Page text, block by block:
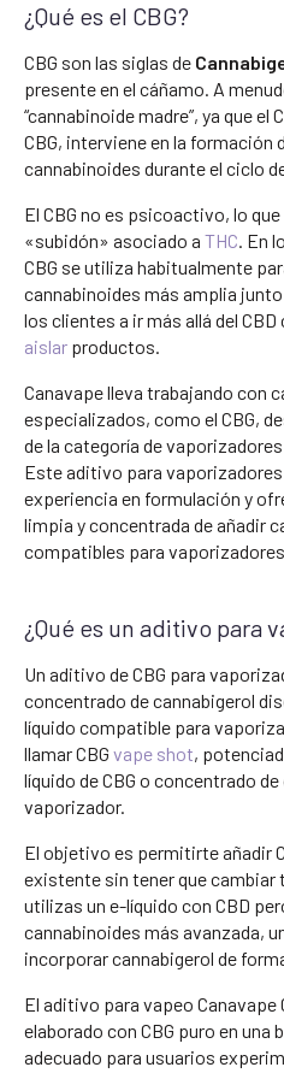
¿Qué es el CBG?
CBG son las siglas de
presente en el cáñamo. A
“cannabinoide madre”, ya que el
CBG, interviene en la formación
cannabinoides durante el ciclo
El CBG no es psicoactivo, lo
«subidón» asociado a THC. En
CBG se utiliza habitualmente
cannabinoides más amplia junto
los clientes a ir más allá del
aislar productos.
Canavape lleva trabajando con
especializados, como el CBG,
de la categoría de
Este aditivo para vaporizadores
experiencia en formulación y
limpia y concentrada de añadir
compatibles para
¿Qué es un aditivo para
Un aditivo de CBG para
concentrado de cannabigerol
líquido compatible para
llamar CBG vape shot,
líquido de CBG o concentrado
vaporizador.
El objetivo es permitirte añadir
existente sin tener que cambiar
utilizas un e-líquido con CBD
cannabinoides más avanzada,
incorporar cannabigerol de
El aditivo para vapeo Canavape
elaborado con CBG puro en una
adecuado para usuarios